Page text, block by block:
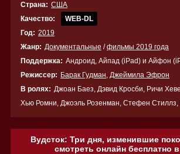
Страна: США
Качество:
WEB-DL
Год: 2019
Жанр: Документальные /фильмы 2019 года
Поддержка: Андроид, Айпад (iPad) и Айфон
Режиссер: Барак Гудман, Джеймила Эфрон
В ролях: Джоан Баез, Дэвид Кросби, Ричи
Хью Ромни, Джоэль Розенман, Стефен Стиллз,
Вудсток: Три дня, изменившие
смотреть онлайн бесплатно